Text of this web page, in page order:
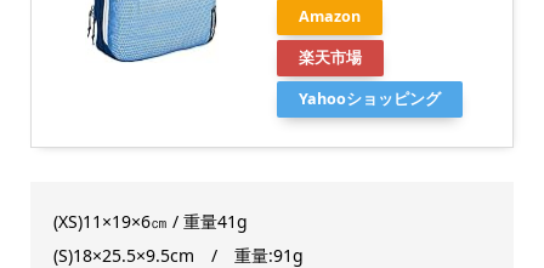
Amazon
楽天市場
Yahooショッピング
(XS)11×19×6㎝ / 重量41g
(S)18×25.5×9.5cm / 重量:91g